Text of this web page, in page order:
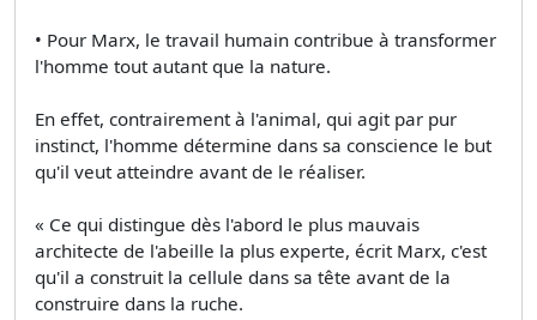
• Pour Marx, le travail humain contribue à transformer
l'homme tout autant que la nature.
En effet, contrairement à l'animal, qui agit par pur
instinct, l'homme détermine dans sa conscience le but
qu'il veut atteindre avant de le réaliser.
« Ce qui distingue dès l'abord le plus mauvais
architecte de l'abeille la plus experte, écrit Marx, c'est
qu'il a construit la cellule dans sa tête avant de la
construire dans la ruche.